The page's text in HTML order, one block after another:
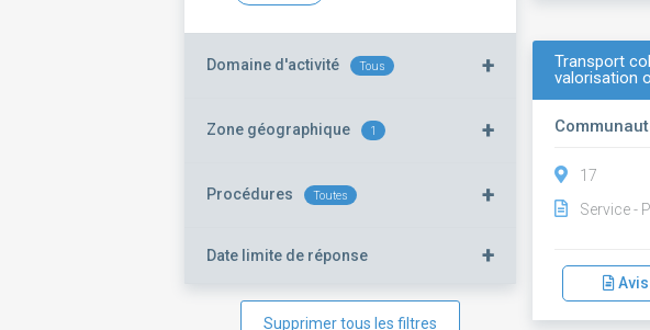
Domaine d'activité Tous +
Zone géographique 1 +
Procédures Toutes +
Date limite de réponse +
Supprimer tous les filtres
Transport
valorisation
17
Service -
Avis